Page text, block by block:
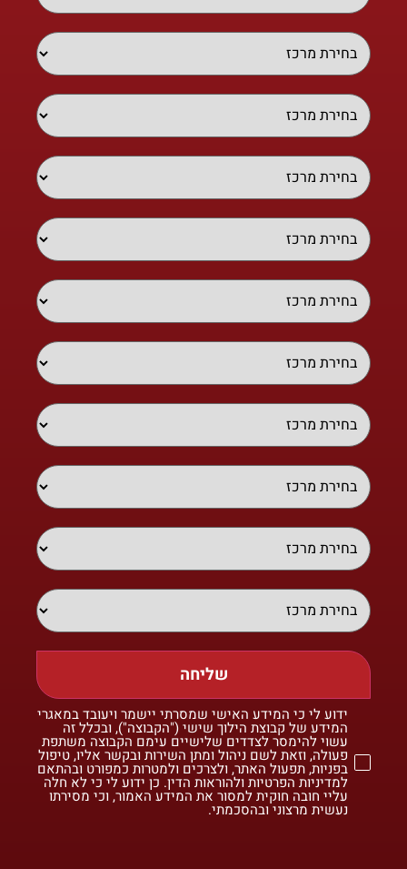
שליחה
ידוע לי כי המידע האישי שמסרתי יישמר ויעובד במאגרי
המידע של קבוצת הילוך שישי ("הקבוצה"), ובכלל זה
עשוי להימסר לצדדים שלישיים עימם הקבוצה משתפת
פעולה, וזאת לשם ניהול ומתן השירות ובקשר אליו, טיפול
בפניות, תפעול האתר, ולצרכים ולמטרות כמפורט ובהתאם
למדיניות הפרטיות ולהוראות הדין. כן ידוע לי כי לא חלה
עליי חובה חוקית למסור את המידע האמור, וכי מסירתו
נעשית מרצוני ובהסכמתי.